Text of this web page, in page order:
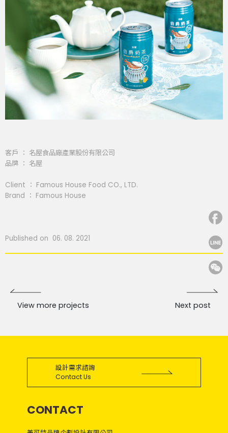
客戶 ： 名屋食品廠產業股份有限公司
品牌 ： 名屋
Client ： Famous House Food CO., LTD.
Brand ： Famous House
Published on 06. 08. 2021
View more projects Next post
設計需求諮詢
Contact Us
CONTACT